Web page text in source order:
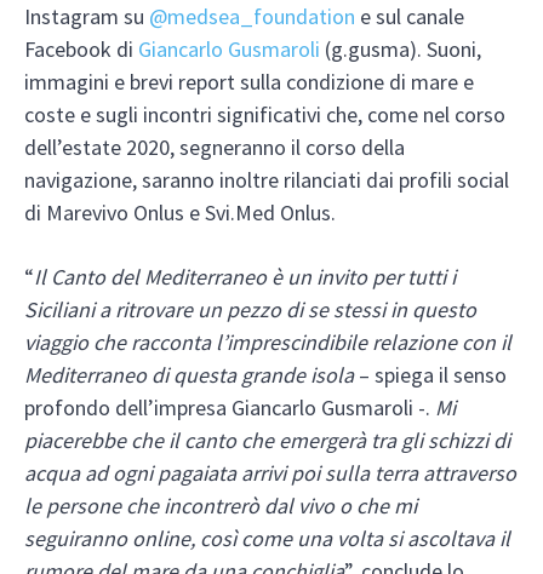
Instagram su @medsea_foundation e sul canale
Facebook di Giancarlo Gusmaroli (g.gusma). Suoni,
immagini e brevi report sulla condizione di mare e
coste e sugli incontri significativi che, come nel corso
dell’estate 2020, segneranno il corso della
navigazione, saranno inoltre rilanciati dai profili social
di Marevivo Onlus e Svi.Med Onlus.
“Il Canto del Mediterraneo è un invito per tutti i
Siciliani a ritrovare un pezzo di se stessi in questo
viaggio che racconta l’imprescindibile relazione con il
Mediterraneo di questa grande isola– spiega il senso
profondo dell’impresa Giancarlo Gusmaroli -. Mi
piacerebbe che il canto che emergerà tra gli schizzi di
acqua ad ogni pagaiata arrivi poi sulla terra attraverso
le persone che incontrerò dal vivo o che mi
seguiranno online, così come una volta si ascoltava il